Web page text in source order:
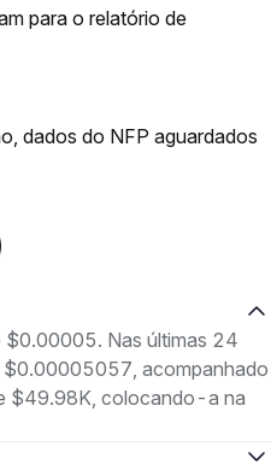
para o relatório de
dados do NFP aguardados
$0.00005. Nas últimas 24
$0.00005057, acompanhado
$49.98K, colocando-a na